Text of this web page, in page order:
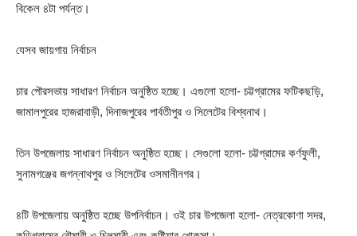
বিকেল ৪টা পর্যন্ত।
যেসব জায়গায় নির্বাচন
চার পৌরসভায় সাধারণ নির্বাচন অনুষ্ঠিত হচ্ছে। এগুলো হলো- চট্টগ্রামের ফটিকছড়ি,
জামালপুরের হাজরাবাড়ী, দিনাজপুরের পার্বতীপুর ও সিলেটের বিশ্বনাথ।
তিন উপজেলায় সাধারণ নির্বাচন অনুষ্ঠিত হচ্ছে। সেগুলো হলো- চট্টগ্রামের কর্ণফুলী,
সুনামগঞ্জের জগন্নাথপুর ও সিলেটের ওসমানীনগর।
৪টি উপজেলায় অনুষ্ঠিত হচ্ছে উপনির্বাচন। ওই চার উপজেলা হলো- নেত্রকোণা সদর,